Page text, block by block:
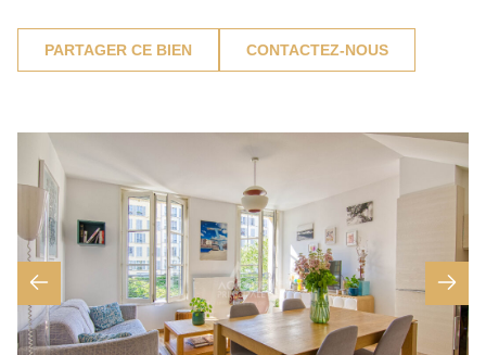
PARTAGER CE BIEN CONTACTEZ-NOUS